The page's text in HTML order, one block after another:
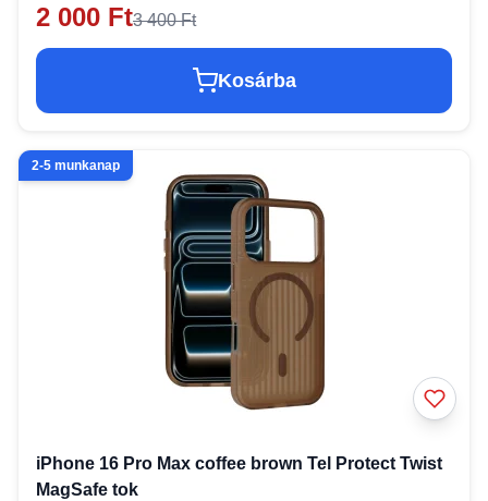
2 000 Ft3 400 Ft
Kosárba
2-5 munkanap
iPhone 16 Pro Max coffee brown Tel Protect Twist
MagSafe tok